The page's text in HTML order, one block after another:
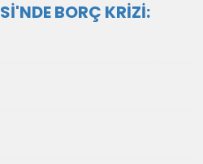
BORÇ KRİZİ: